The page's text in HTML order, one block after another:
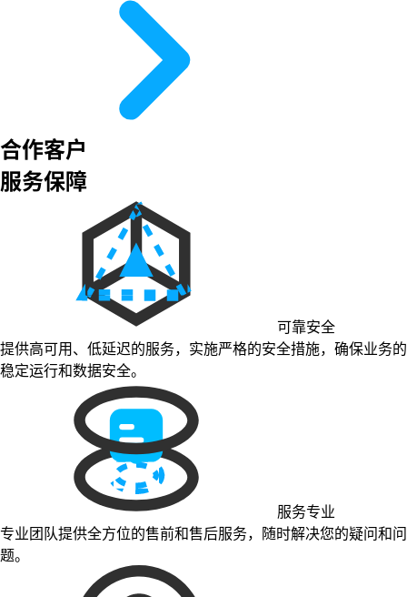
合作客户
服务保障
可靠安全
提供高可用、低延迟的服务，实施严格的安全措施，确保业务的
稳定运行和数据安全。
服务专业
专业团队提供全方位的售前和售后服务，随时解决您的疑问和问
题。